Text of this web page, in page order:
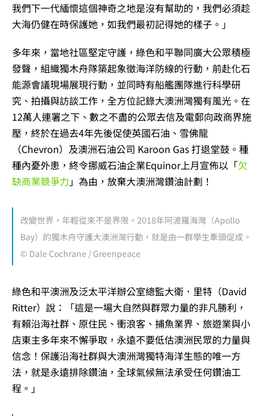
我們下一代緬懷這個神奇之地是沒有幫助的，我們必須趁
大海仍健在時保護她，如我們最初記得她的樣子 。」
多年來，當地社區堅定守護，綠色和平聯同廣大公眾積極
發聲，組織獨木舟隊築起象徵海洋防線的行動，前赴化石
能源會議現場展現行動，並同時有船艦團隊進行科學研
究、拍攝與訪談工作，全方位記錄大澳洲灣獨有風光。在
12萬人連署之下、數之不盡的公眾去信及電郵向政商界施
壓，終於在過去4年先後促使英國石油、雪佛龍
（Chevron）及澳洲石油公司 Karoon Gas 打退堂鼓。種
種內憂外患，終令挪威石油企業Equinor上月宣佈以「欠
缺商業競爭力 」為由，放棄大澳洲灣鑽油計劃！
改變世界，年輕從來不是界限。2018年阿波羅海灣（Apollo
Bay）的獨木舟守護大澳洲灣行動，就是由一群學生牽頭促成。
© Dale Cochrane / Greenpeace
綠色和平澳洲及泛太平洋辦公室總監大衛．里特（David
Ritter）說：「這是一場大自然與群眾力量的非凡勝利，
有賴沿海社群、原住民、衝浪客、捕魚業界、旅遊業與小
店東主多年來不懈爭取，永遠不要低估澳洲民眾的力量與
信念！保護沿海社群與大澳洲灣獨特海洋生態的唯一方
法，就是永遠排除鑽油，全球氣候無法承受任何鑽油工
程。」